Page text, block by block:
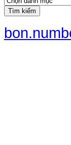
Tìm kiếm